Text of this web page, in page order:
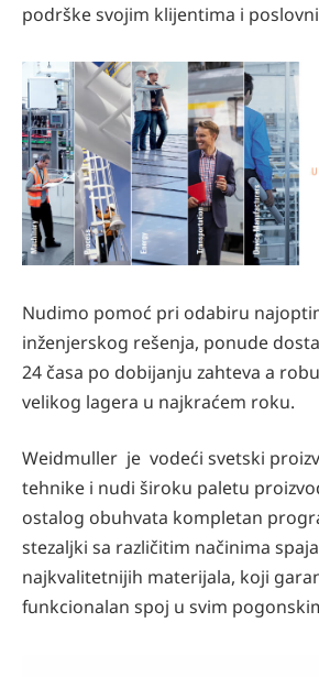
podrške svojim klijentima i
Nudimo pomoć pri odabiru
inženjerskog rešenja, ponude
24 časa po dobijanju zahteva a
velikog lagera u najkraćem roku.
Weidmuller je vodeći svetski
tehnike i nudi široku paletu
ostalog obuhvata kompletan
stezaljki sa različitim načinima
najkvalitetnijih materijala, koji
funkcionalan spoj u svim